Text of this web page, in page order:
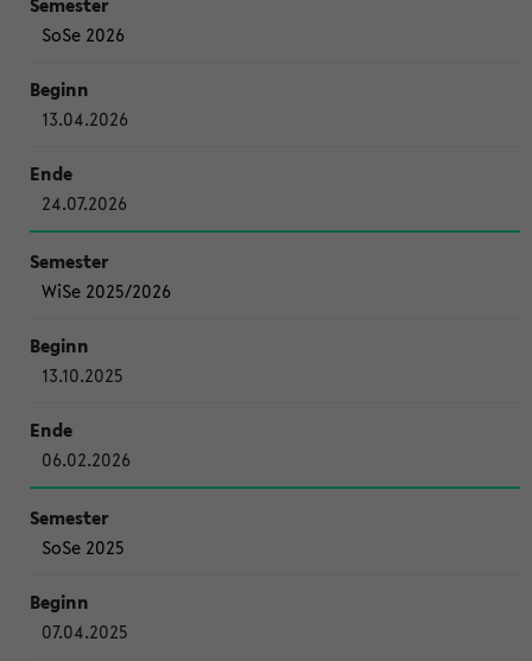
SoSe 2026
13.04.2026
24.07.2026
WiSe 2025/2026
13.10.2025
06.02.2026
SoSe 2025
07.04.2025